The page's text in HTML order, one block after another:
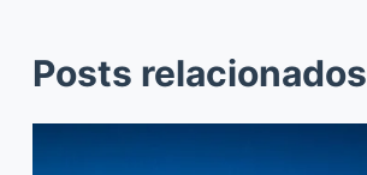
Posts relacionados